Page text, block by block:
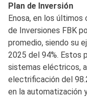
Plan de Inversión
Enosa, en los
de Inversiones FBK
promedio, siendo su
2025 del 94%. Estos
sistemas eléctricos,
electrificación del
en la automatización